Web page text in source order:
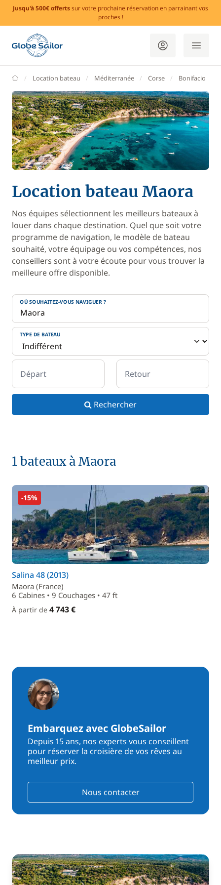
Jusqu'à 500€ offertssur votre prochaine réservation en parrainant vos
proches !
GlobeSailor
Location bateau Méditerranée Corse Bonifacio
Location bateau Maora
Nos équipes sélectionnent les meilleurs bateaux à
louer dans chaque destination. Quel que soit votre
programme de navigation, le modèle de bateau
souhaité, votre équipage ou vos compétences, nos
conseillers sont à votre écoute pour vous trouver la
meilleure offre disponible.
OÙ SOUHAITEZ-VOUS NAVIGUER ?
TYPE DE BATEAU
Départ Retour
Rechercher
1 bateaux à Maora
-15%
Salina 48 (2013)
Maora (France)
6 Cabines • 9 Couchages • 47 ft
À partir de 4 743 €
Embarquez avec GlobeSailor
Depuis 15 ans, nos experts vous conseillent
pour réserver la croisière de vos rêves au
meilleur prix.
Nous contacter